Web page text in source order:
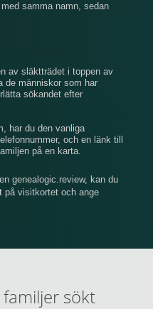
samma namn, sedan
av släktträdet i toppen av
de människor som har
sökandet efter
har du den vanliga
och en länk till
på en karta.
genealogic.review, kan du
på visitkortet och ange
sökt